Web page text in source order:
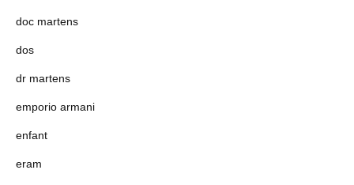
doc martens
dos
dr martens
emporio armani
enfant
eram